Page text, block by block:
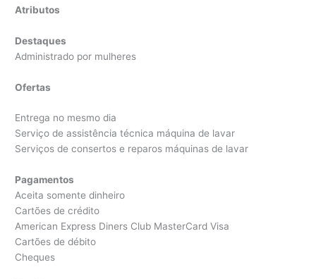
Atributos
Destaques
Administrado por mulheres
Ofertas
Entrega no mesmo dia
Serviço de assistência técnica máquina de lavar
Serviços de consertos e reparos máquinas de lavar
Pagamentos
Aceita somente dinheiro
Cartões de crédito
American Express Diners Club MasterCard Visa
Cartões de débito
Cheques